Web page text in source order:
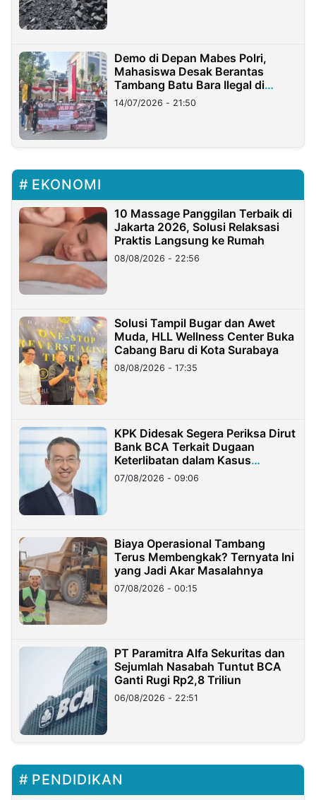
Demo di Depan Mabes Polri,
Mahasiswa Desak Berantas
Tambang Batu Bara Ilegal di
Lampung
14/07/2026 - 21:50
EKONOMI
10 Massage Panggilan Terbaik di
Jakarta 2026, Solusi Relaksasi
Praktis Langsung ke Rumah
08/08/2026 - 22:56
Solusi Tampil Bugar dan Awet
Muda, HLL Wellness Center Buka
Cabang Baru di Kota Surabaya
08/08/2026 - 17:35
KPK Didesak Segera Periksa Dirut
Bank BCA Terkait Dugaan
Keterlibatan dalam Kasus
Hilangnya Dana Nasabah Rp2,58
Miliar
07/08/2026 - 09:06
Biaya Operasional Tambang
Terus Membengkak? Ternyata Ini
yang Jadi Akar Masalahnya
07/08/2026 - 00:15
PT Paramitra Alfa Sekuritas dan
Sejumlah Nasabah Tuntut BCA
Ganti Rugi Rp2,8 Triliun
06/08/2026 - 22:51
PENDIDIKAN